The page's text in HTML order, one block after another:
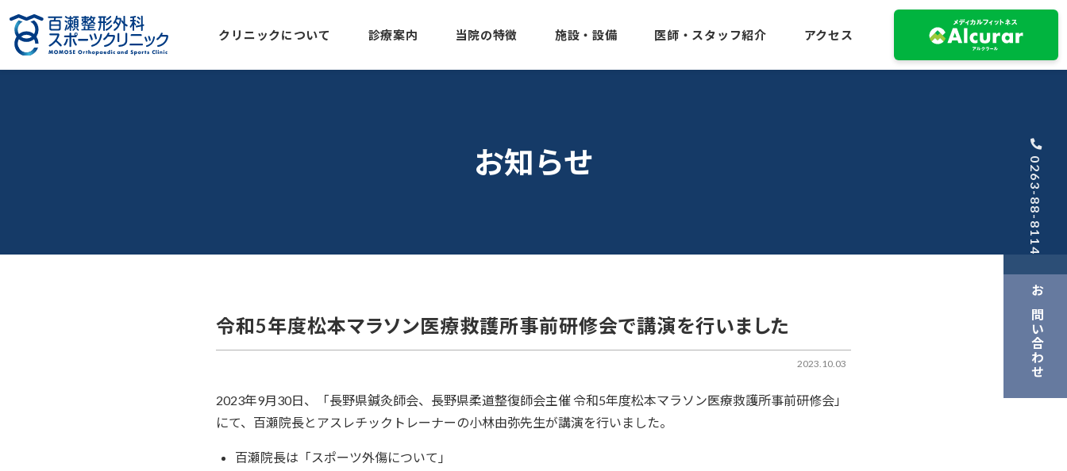
クリニックについて 診療案内 当院の特徴 施設・設備 医師・スタッフ紹介 アクセス
お知らせ
2023.10.03
令和5年度松本マラソン医療救護所事前研修会で講演を行いました
2023年9月30日、「長野県鍼灸師会、長野県柔道整復師会主催 令和5年度松本マラソン医療救護所事前研修会」
にて、百瀬院長とアスレチックトレーナーの小林由弥先生が講演を行いました。
百瀬院長は「スポーツ外傷について」
0263-88-8114
お問い合わせ